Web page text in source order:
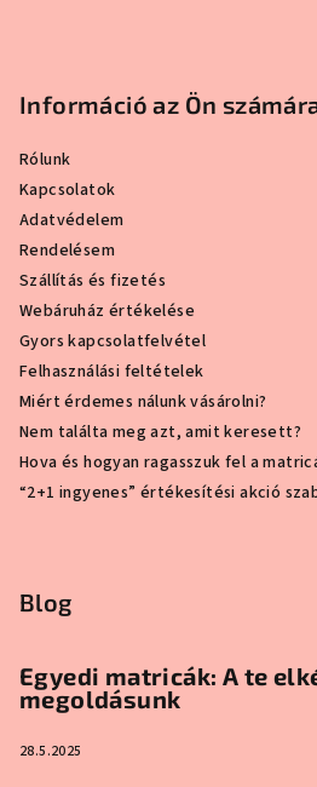
Információ az Ön
Rólunk
Kapcsolatok
Adatvédelem
Rendelésem
Szállítás és fizetés
Webáruház értékelése
Gyors kapcsolatfelvétel
Felhasználási feltételek
Miért érdemes nálunk vásárolni?
Nem találta meg azt, amit keresett?
Hova és hogyan ragasszuk fel a
“2+1 ingyenes” értékesítési akció
Blog
Egyedi matricák: A te
megoldásunk
28.5.2025